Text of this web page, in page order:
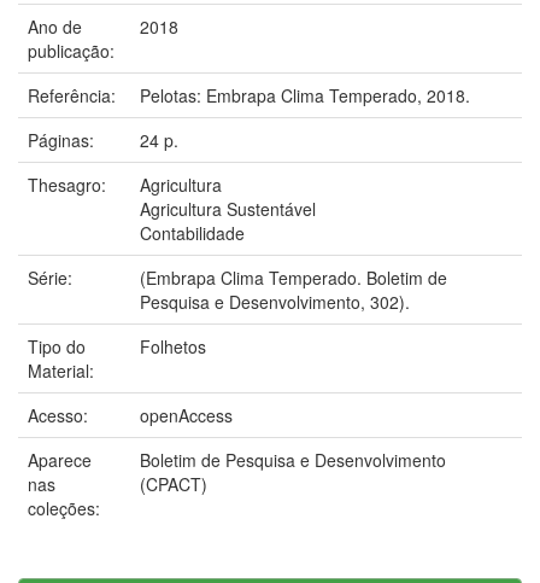
Ano de
publicação:
2018
Referência:
Pelotas: Embrapa Clima Temperado, 2018.
Páginas:
24 p.
Thesagro:
Agricultura
Agricultura Sustentável
Contabilidade
Série:
(Embrapa Clima Temperado. Boletim de
Pesquisa e Desenvolvimento, 302).
Tipo do
Material:
Folhetos
Acesso:
openAccess
Aparece
nas
coleções:
Boletim de Pesquisa e Desenvolvimento
(CPACT)